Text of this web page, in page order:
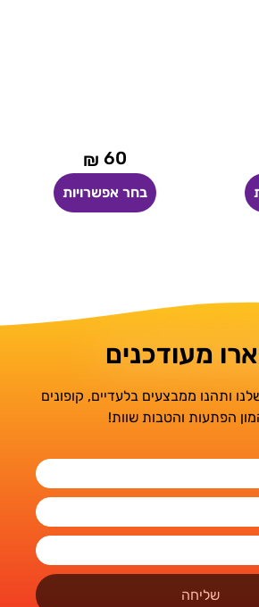
60
₪
בחר אפשרויות
מעודכנים
ותהנו ממבצעים בלעדיים, קופונים
הפתעות והטבות שוות!
שליחה